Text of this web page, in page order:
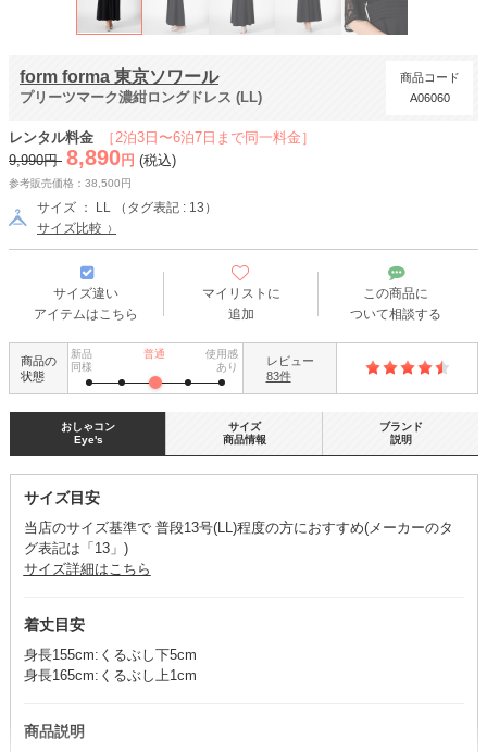
form forma 東京ソワール
プリーツマーク濃紺ロングドレス (LL)
商品コード
A06060
［2泊3日〜6泊7日まで同一料金］
レンタル料金
9,990円 8,890 円 (税込)
参考販売価格：38,500円
サイズ ： LL （タグ表記 : 13）
サイズ比較
サイズ違い
アイテムはこちら
マイリストに
追加
この商品に
ついて相談する
商品の
状態
新品
同様
普通
使用感
あり
レビュー
83件
おしゃコン
Eye's
サイズ目安
当店のサイズ基準で 普段13号(LL)程度の方におすすめ(メーカーのタ
グ表記は「13」)
サイズ詳細はこちら
着丈目安
身長155cm:くるぶし下5cm
身長165cm:くるぶし上1cm
商品説明
サイズ
商品情報
ブランド
説明